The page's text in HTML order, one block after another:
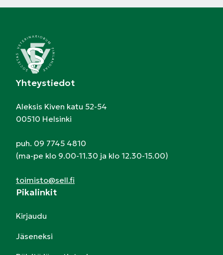
Yhteystiedot
Aleksis Kiven katu 52-54
00510 Helsinki
puh. 09 7745 4810
(ma-pe klo 9.00-11.30 ja klo 12.30-15.00)
toimisto@sell.fi
Pikalinkit
Kirjaudu
Jäseneksi